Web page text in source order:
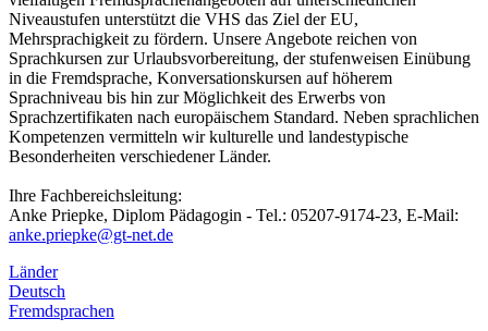
Niveaustufen unterstützt die VHS das Ziel der EU,
Mehrsprachigkeit zu fördern. Unsere Angebote reichen von
Sprachkursen zur Urlaubsvorbereitung, der stufenweisen Einübung
in die Fremdsprache, Konversationskursen auf höherem
Sprachniveau bis hin zur Möglichkeit des Erwerbs von
Sprachzertifikaten nach europäischem Standard. Neben sprachlichen
Kompetenzen vermitteln wir kulturelle und landestypische
Besonderheiten verschiedener Länder.
Ihre Fachbereichsleitung:
Anke Priepke, Diplom Pädagogin - Tel.: 05207-9174-23, E-Mail:
anke.priepke@gt-net.de
Länder
Deutsch
Fremdsprachen